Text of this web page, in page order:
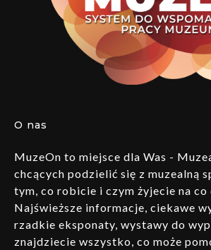
O nas
MuzeOn to miejsce dla Was -
chcących podzielić się z muzealną
tym, co robicie i czym żyjecie na co
Najświeższe informacje, ciekawe
rzadkie eksponaty, wystawy do
znajdziecie wszystko, co może